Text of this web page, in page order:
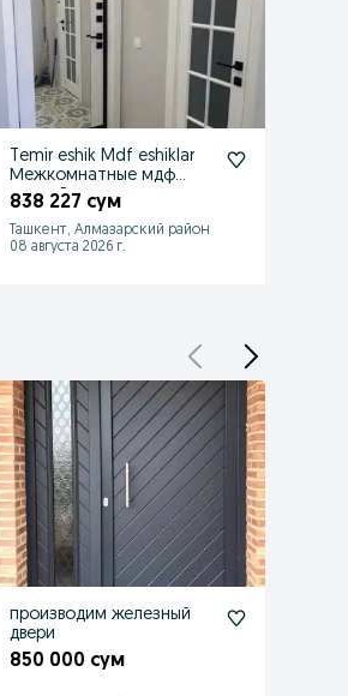
Temir eshik Mdf eshiklar
Межкомнатные мдф
двери Входные
Металлические
838 227 сум
Ташкент, Алмазарский район
08 августа 2026 г.
производим железный
двери
850 000 сум